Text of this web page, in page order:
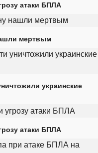
атаки БПЛА
мертвым
украинские
атаки БПЛА